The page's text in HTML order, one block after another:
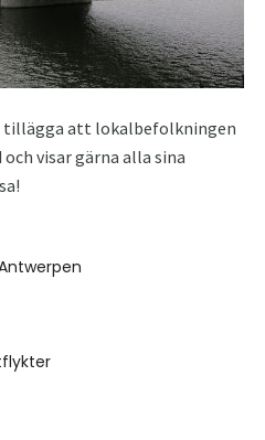
tillägga att lokalbefolkningen
visar gärna alla sina